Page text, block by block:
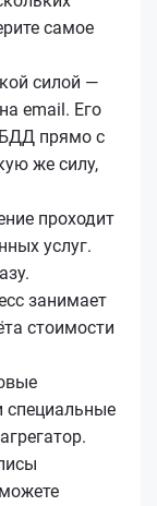
самое
силой —
email. Его
прямо с
же силу,
проходит
услуг.
занимает
стоимости
специальные